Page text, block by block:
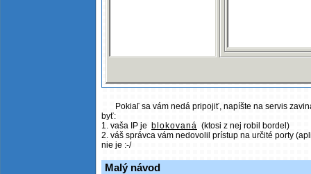
Pokiaľ sa vám nedá pripojiť, napíšte na servis
byť:
1. vaša IP je blokovaná (ktosi z nej robil bordel)
2. váš správca vám nedovolil prístup na určité porty
nie je :-/
Malý návod